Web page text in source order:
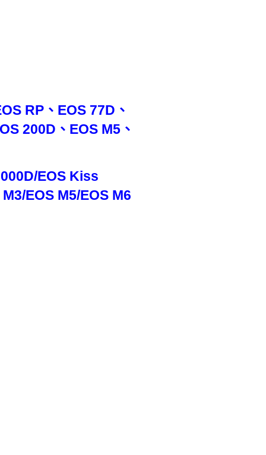
RP、EOS 77D、
200D、EOS M5、
EOS Kiss
EOS M5/EOS M6